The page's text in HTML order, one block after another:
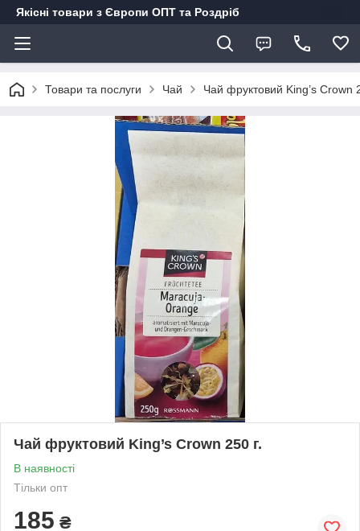
Якісні товари з Європи ОПТ та Роздріб
Товари та послуги Чай Чай фруктовий King’s Crown
Чай фруктовий King’s Crown 250 г.
В наявності
Тільки опт
185 ₴